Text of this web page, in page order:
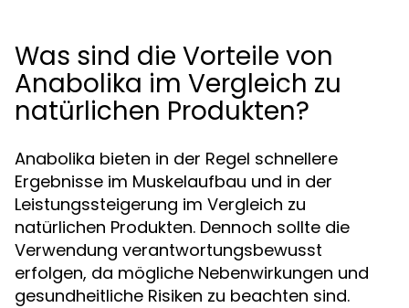
Was sind die Vorteile von
Anabolika im Vergleich zu
natürlichen Produkten?
Anabolika bieten in der Regel schnellere
Ergebnisse im Muskelaufbau und in der
Leistungssteigerung im Vergleich zu
natürlichen Produkten. Dennoch sollte die
Verwendung verantwortungsbewusst
erfolgen, da mögliche Nebenwirkungen und
gesundheitliche Risiken zu beachten sind.